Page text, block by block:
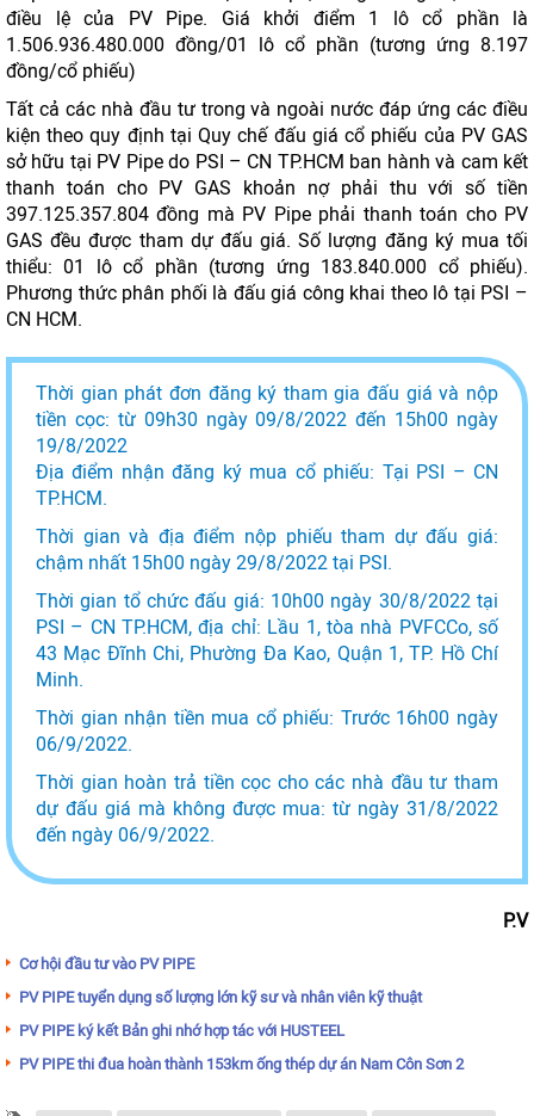
điều lệ của PV Pipe. Giá khởi điểm 1 lô cổ phần là
1.506.936.480.000 đồng/01 lô cổ phần (tương ứng 8.197
đồng/cổ phiếu)
Tất cả các nhà đầu tư trong và ngoài nước đáp ứng các điều
kiện theo quy định tại Quy chế đấu giá cổ phiếu của PV GAS
sở hữu tại PV Pipe do PSI – CN TP.HCM ban hành và cam kết
thanh toán cho PV GAS khoản nợ phải thu với số tiền
397.125.357.804 đồng mà PV Pipe phải thanh toán cho PV
GAS đều được tham dự đấu giá. Số lượng đăng ký mua tối
thiểu: 01 lô cổ phần (tương ứng 183.840.000 cổ phiếu).
Phương thức phân phối là đấu giá công khai theo lô tại PSI –
CN HCM.
Thời gian phát đơn đăng ký tham gia đấu giá và nộp
tiền cọc: từ 09h30 ngày 09/8/2022 đến 15h00 ngày
19/8/2022
Địa điểm nhận đăng ký mua cổ phiếu: Tại PSI – CN
TP.HCM.
Thời gian và địa điểm nộp phiếu tham dự đấu giá:
chậm nhất 15h00 ngày 29/8/2022 tại PSI.
Thời gian tổ chức đấu giá: 10h00 ngày 30/8/2022 tại
PSI – CN TP.HCM, địa chỉ: Lầu 1, tòa nhà PVFCCo, số
43 Mạc Đĩnh Chi, Phường Đa Kao, Quận 1, TP. Hồ Chí
Minh.
Thời gian nhận tiền mua cổ phiếu: Trước 16h00 ngày
06/9/2022.
Thời gian hoàn trả tiền cọc cho các nhà đầu tư tham
dự đấu giá mà không được mua: từ ngày 31/8/2022
đến ngày 06/9/2022.
P.V
Cơ hội đầu tư vào PV PIPE
PV PIPE tuyển dụng số lượng lớn kỹ sư và nhân viên kỹ thuật
PV PIPE ký kết Bản ghi nhớ hợp tác với HUSTEEL
PV PIPE thi đua hoàn thành 153km ống thép dự án Nam Côn Sơn 2